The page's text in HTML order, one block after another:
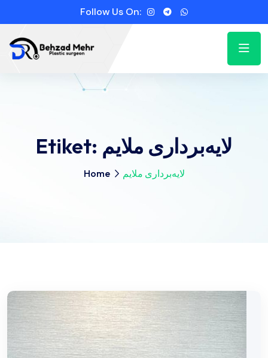
Follow Us On:
Etiket: لایه‌برداری ملایم
Home لایه‌برداری ملایم